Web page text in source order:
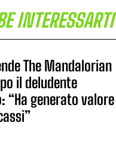
INTERESSARTI
The Mandalorian
il deludente
“Ha generato valore